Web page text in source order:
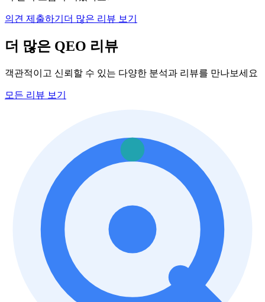
의견 제출하기 더 많은 리뷰 보기
더 많은 QEO 리뷰
객관적이고 신뢰할 수 있는 다양한 분석과 리뷰를 만나보세요
모든 리뷰 보기